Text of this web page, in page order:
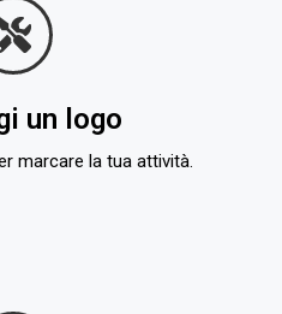
un logo
marcare la tua attività.